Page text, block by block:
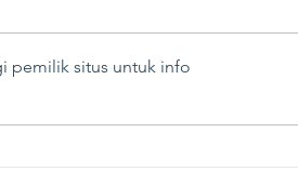
pemilik situs untuk info